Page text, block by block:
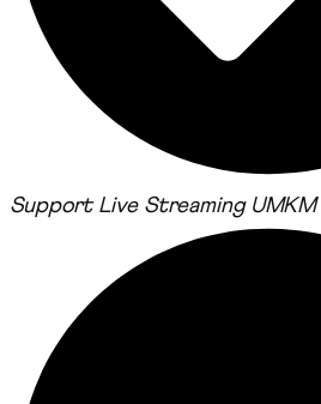
Support Live Streaming UMKM